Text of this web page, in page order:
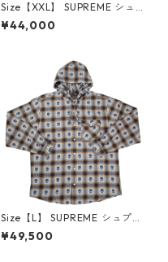
Size【XXL】 SUPREME シュ
プリーム 24AW Box Logo Ho
oded Sweatshirt Stone ボッ
¥44,000
Size【L】 SUPREME シュプリ
ーム ×Number (N)ine 25FW
Hooded Flannel Shirt Blue
¥49,500